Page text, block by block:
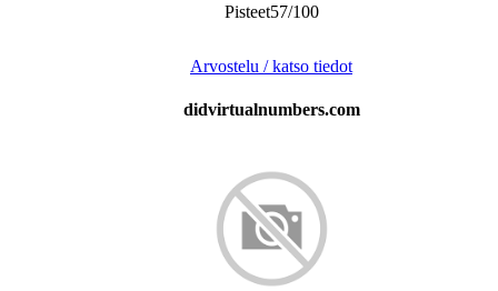
Pisteet57/100
Arvostelu / katso tiedot
didvirtualnumbers.com